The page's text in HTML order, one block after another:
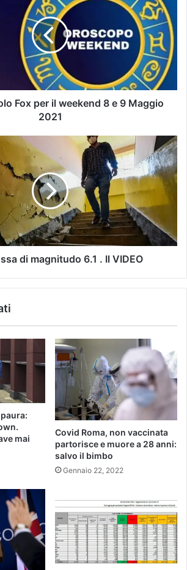
Fox per il weekend 8 e 9 Maggio
2021
di magnitudo 6.1 . Il VIDEO
mai
Covid Roma, non vaccinata
partorisce e muore a 28 anni:
salvo il bimbo
Gennaio 22, 2022